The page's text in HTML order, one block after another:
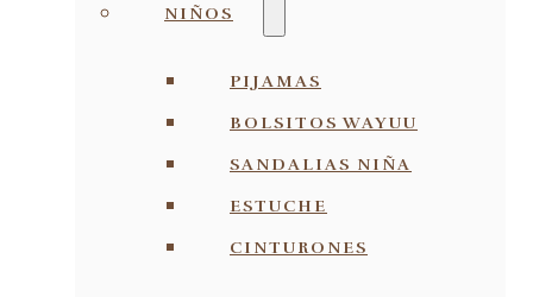
NIÑOS
PIJAMAS
BOLSITOS WAYUU
SANDALIAS NIÑA
ESTUCHE
CINTURONES